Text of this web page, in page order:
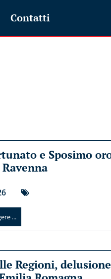
Contatti
e Sposimo
...
Regioni,